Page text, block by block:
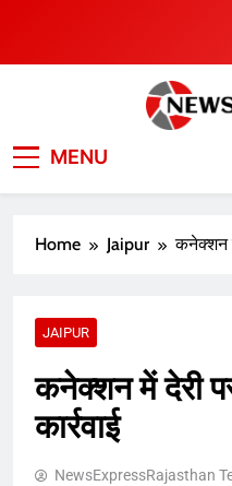
content
MENU
Home Jaipur कनेक्शन
JAIPUR
कनेक्शन में देरी
कार्रवाई
NewsExpressRajasthan